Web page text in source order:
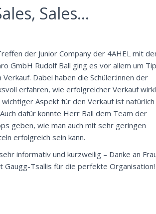
Sales…
der Junior Company der 4AHEL mit
GmbH Rudolf Ball ging es vor allem um
Dabei haben die Schüler:innen der
erfahren, wie erfolgreicher Verkauf
Aspekt für den Verkauf ist natürlich
dafür konnte Herr Ball dem Team der
geben, wie man auch mit sehr geringen
erfolgreich sein kann.
informativ und kurzweilig – Danke an
Gaugg-Tsallis für die perfekte Organisation!